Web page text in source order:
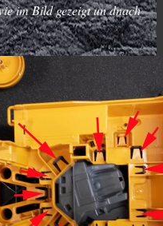
im Bild gezeigt un dnach